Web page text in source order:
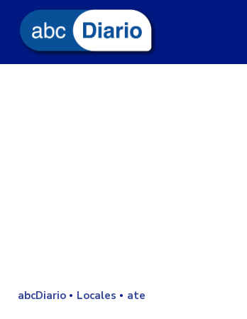
abcDiario Locales ate